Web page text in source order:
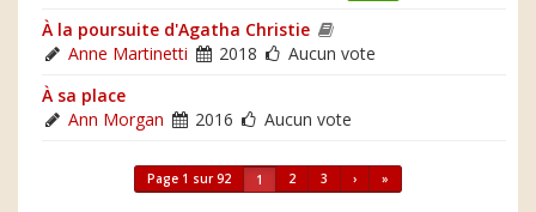
À la poursuite d'Agatha Christie
Anne Martinetti
2018
Aucun vote
À sa place
Ann Morgan
2016 Aucun vote
Page 1 sur 92 1 2 3 › »